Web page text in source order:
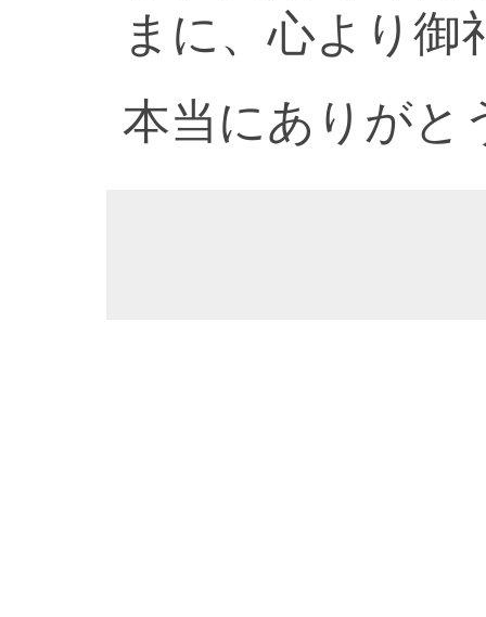
まに、心より御
本当にありがと